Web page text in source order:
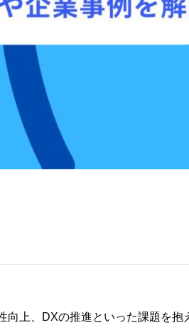
向上、DXの推進といった課題を